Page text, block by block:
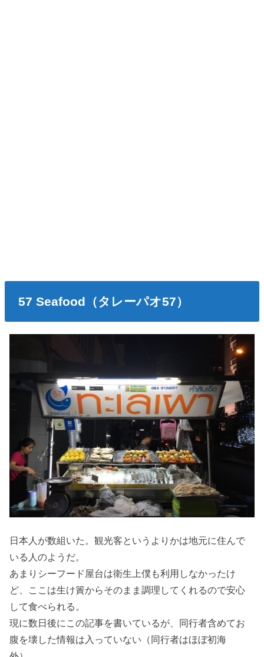
57 Seafood（タレーパオ57）
日本人が数組いた。観光客というよりかは地元に住んで
いる人のようだ。
あまりシーフード屋台は衛生上僕も利用しなかったけ
ど、ここは生け簀からそのまま調理してくれるので安心
して食べられる。
現に数日後にこの記事を書いているが、同行者含めてお
腹を壊した情報は入っていない（同行者はほぼ初海